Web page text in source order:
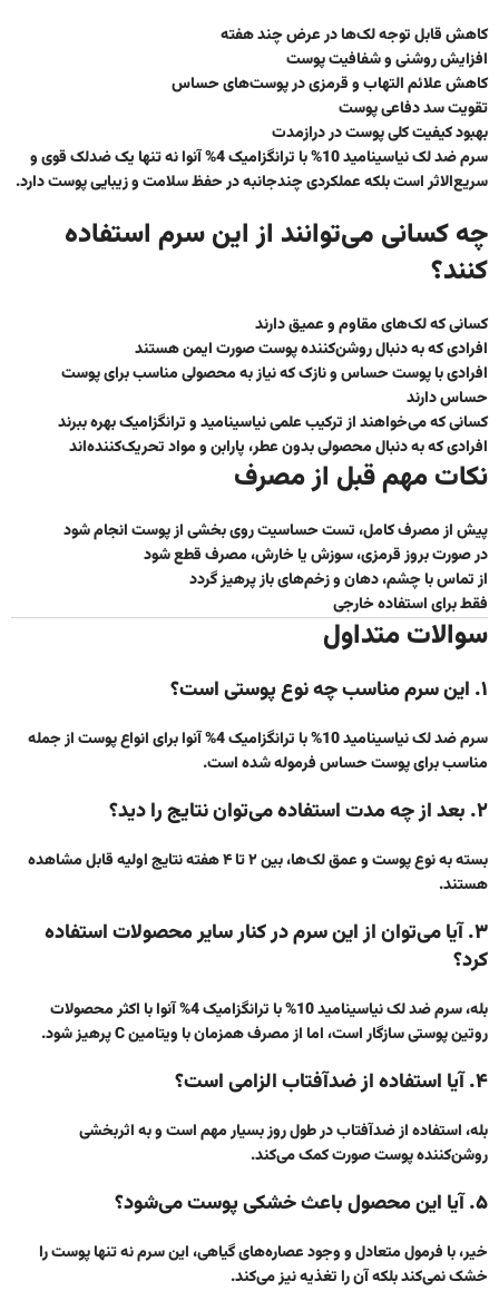
کاهش قابل توجه لک‌ها در عرض چند هفته
افزایش روشنی و شفافیت پوست
کاهش علائم التهاب و قرمزی در پوست‌های حساس
تقویت سد دفاعی پوست
بهبود کیفیت کلی پوست در درازمدت
سرم ضد لک نیاسینامید 10% با ترانگزامیک 4% آنوا
نه تنها یکضدلک قوی و
سریع‌الاثراست بلکه عملکردی چندجانبه در حفظ سلامت و زیبایی پوست دارد.
چه کسانی می‌توانند از این سرم استفاده
کنند؟
کسانی که لک‌های مقاوم و عمیق دارند
افرادی که به دنبالروشن‌کننده پوست صورتایمن هستند
افرادی با پوست حساس و نازک که نیاز به محصولیمناسب برای پوست
حساسدارند
کسانی که می‌خواهند از ترکیب علمی نیاسینامید و ترانگزامیک بهره ببرند
افرادی که به دنبال محصولی بدون عطر، پارابن و مواد تحریک‌کننده‌اند
نکات مهم قبل از مصرف
پیش از مصرف کامل، تست حساسیت روی بخشی از پوست انجام شود
در صورت بروز قرمزی، سوزش یا خارش، مصرف قطع شود
از تماس با چشم، دهان و زخم‌های باز پرهیز گردد
فقط برای استفاده خارجی
سوالات متداول
۱. این سرم مناسب چه نوع پوستی است؟
سرم ضد لک نیاسینامید 10% با ترانگزامیک 4% آنوا
برای انواع پوست از جمله
مناسب برای پوست حساسفرموله شده است.
۲. بعد از چه مدت استفاده می‌توان نتایج را دید؟
بسته به نوع پوست و عمق لک‌ها، بین ۲ تا ۴ هفته نتایج اولیه قابل مشاهده
هستند.
۳. آیا می‌توان از این سرم در کنار سایر محصولات استفاده
کرد؟
بله، سرم ضد لک نیاسینامید 10% با ترانگزامیک 4% آنوا با اکثر محصولات
روتین پوستی سازگار است، اما از مصرف همزمان با ویتامین C پرهیز شود.
۴. آیا استفاده از ضدآفتاب الزامی است؟
بله، استفاده از ضدآفتاب در طول روز بسیار مهم است و به اثربخشی
روشن‌کننده پوست صورتکمک می‌کند.
۵. آیا این محصول باعث خشکی پوست می‌شود؟
خیر، با فرمول متعادل و وجود عصاره‌های گیاهی، این سرم نه تنها پوست را
خشک نمی‌کند بلکه آن را تغذیه نیز می‌کند.